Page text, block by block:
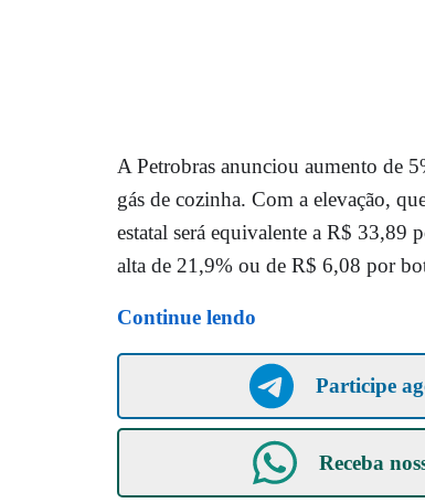
A Petrobras anunciou aumento de
gás de cozinha. Com a elevação,
estatal será equivalente a R$
alta de 21,9% ou de R$ 6,08 por
Continue lendo
Participe
Receba